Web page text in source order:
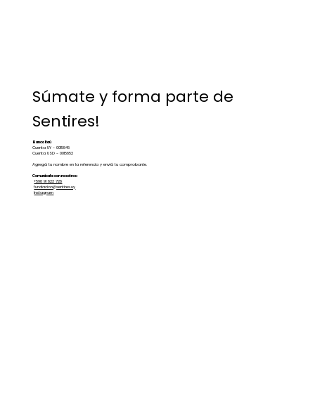
Súmate y forma parte de
Sentires!
Banco Itaú
Cuenta UY - 0015846
Cuenta USD - 0015852
Agregá tu nombre en la referencia y enviá tu comprobante.
Comunícate con nosotros:
+598 91 823 728
fundacion@sentires.uy
Instagram